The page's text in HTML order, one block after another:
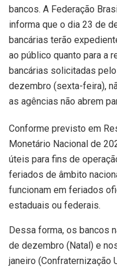
bancos. A Federação
informa que o dia 23 de
bancárias terão
ao público quanto para a
bancárias solicitadas
dezembro (sexta-feira),
as agências não abrem
Conforme previsto em
Monetário Nacional de
úteis para fins de
feriados de âmbito
funcionam em feriados
estaduais ou federais.
Dessa forma, os bancos
de dezembro (Natal) e
janeiro (Confraternização